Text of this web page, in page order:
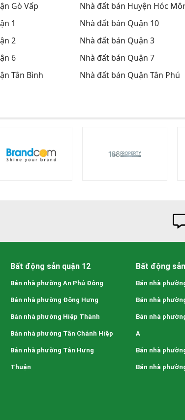
Gò Vấp Nhà đất bán Huyện Hóc
1 Nhà đất bán Quận 10
2 Nhà đất bán Quận 3
6 Nhà đất bán Quận 7
Tân Bình Nhà đất bán Quận Tân Phú
Bất động sản quận 12
Bán nhà phường An Phú Đông
Bán nhà phường Đông Hưng
Bán nhà phường Hiệp Thành
Bán nhà phường Tân Chánh Hiệp
Bán nhà phường Tân Hưng
Thuận
Bất động
Bán nhà
Bán nhà
Bán nhà
A
Bán nhà
Bán nhà